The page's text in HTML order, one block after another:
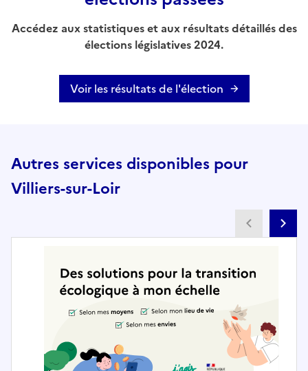
Accédez aux statistiques et aux résultats détaillés des
élections législatives 2024.
Voir les résultats de l'élection
Autres services disponibles pour
Villiers-sur-Loir